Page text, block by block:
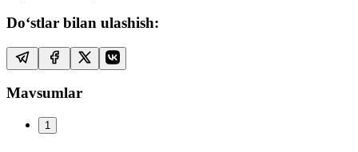
Do‘stlar bilan ulashish:
Mavsumlar
1